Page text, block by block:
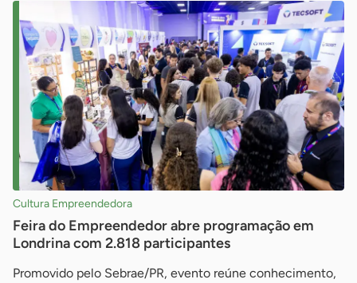
Cultura Empreendedora
Feira do Empreendedor abre programação em
Londrina com 2.818 participantes
Promovido pelo Sebrae/PR, evento reúne conhecimento,